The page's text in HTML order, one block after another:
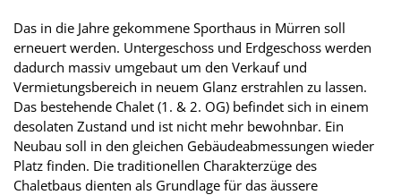
Das in die Jahre gekommene Sporthaus in Mürren soll
erneuert werden. Untergeschoss und Erdgeschoss werden
dadurch massiv umgebaut um den Verkauf und
Vermietungsbereich in neuem Glanz erstrahlen zu lassen.
Das bestehende Chalet (1. & 2. OG) befindet sich in einem
desolaten Zustand und ist nicht mehr bewohnbar. Ein
Neubau soll in den gleichen Gebäudeabmessungen wieder
Platz finden. Die traditionellen Charakterzüge des
Chaletbaus dienten als Grundlage für das äussere